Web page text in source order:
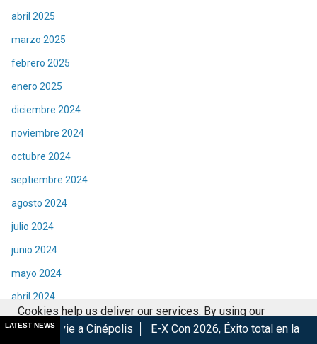
abril 2025
marzo 2025
febrero 2025
enero 2025
diciembre 2024
noviembre 2024
octubre 2024
septiembre 2024
agosto 2024
julio 2024
junio 2024
mayo 2024
abril 2024
marzo 2024
LATEST NEWS E-X Con 2026, Éxito total en la convención. Los
Cookies help us deliver our services. By using our
services, you agree to our use of cookies.
Got it